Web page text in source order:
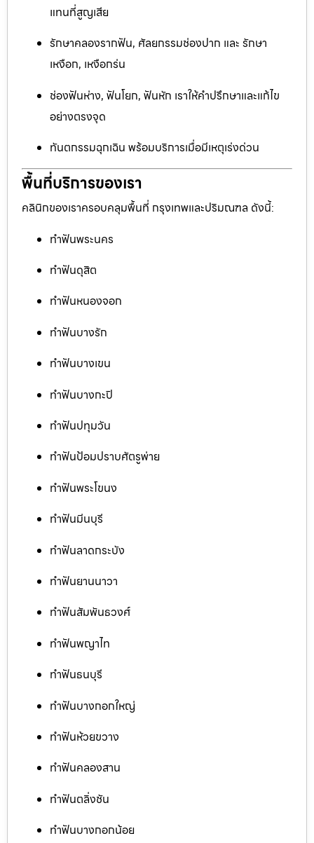
แทนที่สูญเสีย
รักษาคลองรากฟัน, ศัลยกรรมช่องปาก และ รักษา
เหงือก, เหงือกร่น
ช่องฟันห่าง, ฟันโยก, ฟันหัก เราให้คำปรึกษาและแก้ไข
อย่างตรงจุด
ทันตกรรมฉุกเฉิน พร้อมบริการเมื่อมีเหตุเร่งด่วน
พื้นที่บริการของเรา
คลินิกของเราครอบคลุมพื้นที่ กรุงเทพและปริมณฑล ดังนี้:
ทำฟันพระนคร
ทำฟันดุสิต
ทำฟันหนองจอก
ทำฟันบางรัก
ทำฟันบางเขน
ทำฟันบางกะปิ
ทำฟันปทุมวัน
ทำฟันป้อมปราบศัตรูพ่าย
ทำฟันพระโขนง
ทำฟันมีนบุรี
ทำฟันลาดกระบัง
ทำฟันยานนาวา
ทำฟันสัมพันธวงศ์
ทำฟันพญาไท
ทำฟันธนบุรี
ทำฟันบางกอกใหญ่
ทำฟันห้วยขวาง
ทำฟันคลองสาน
ทำฟันตลิ่งชัน
ทำฟันบางกอกน้อย